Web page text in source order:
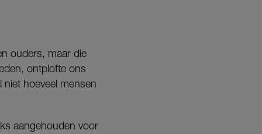
ouders, maar die
ontplofte ons
niet hoeveel mensen
aangehouden voor